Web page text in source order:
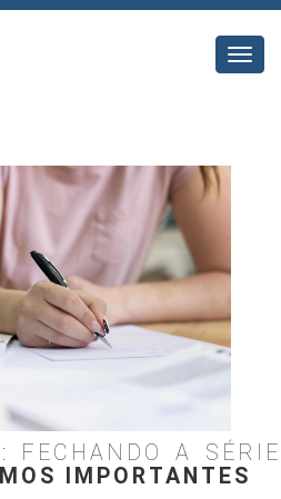
FECHANDO A SÉRIE
IMPORTANTES